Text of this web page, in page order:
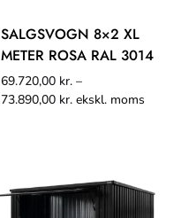
SALGSVOGN 8×2 XL
METER ROSA RAL 3014
69.720,00 kr. –
73.890,00 kr. ekskl. moms